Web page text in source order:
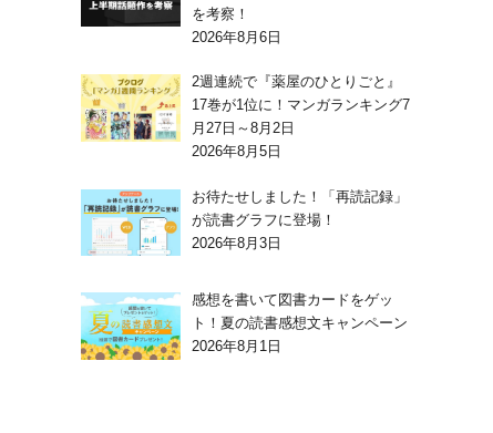
を考察！
2026年8月6日
2週連続で『薬屋のひとりごと』
17巻が1位に！マンガランキング7
月27日～8月2日
2026年8月5日
お待たせしました！「再読記録」
が読書グラフに登場！
2026年8月3日
感想を書いて図書カードをゲッ
ト！夏の読書感想文キャンペーン
2026年8月1日